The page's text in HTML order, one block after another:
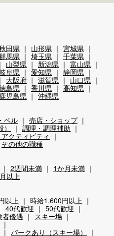
田県 山形県
宮城県
馬県 埼玉県
千葉県
山梨県 新潟県
富山県
阜県 愛知県
静岡県
大阪府 滋賀県
山口県
島県 香川県
高知県
鹿児島県 沖縄県
ベル
売店・ショップ
調理・調理補助
クティビティ
その他の職種
2週間未満
1か月未満
以上
以上
時給1,600円以上
40代歓迎
50代歓迎
者優遇
スキー場
パークあり（スキー場）